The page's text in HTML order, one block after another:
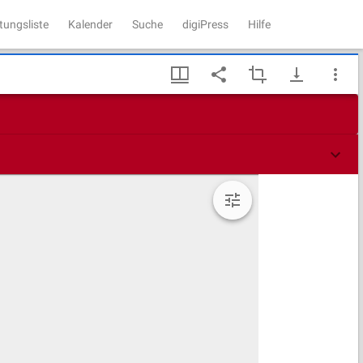
Kalender Suche digiPress Hilfe